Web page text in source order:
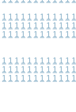
1 1 1 1 1 1 1 1 1 1 1 1
1 1 1 1 1 1 1 1 1 1 1 1
1 1 1 1 1 1 1 1 1 1 1 1
1 1 1 1 1 1 1 1 1 1 1 1
1 1 1 1 1 1 1 1 1 1 1 1
1 1 1 1 1 1 1 1 1 1 1 1